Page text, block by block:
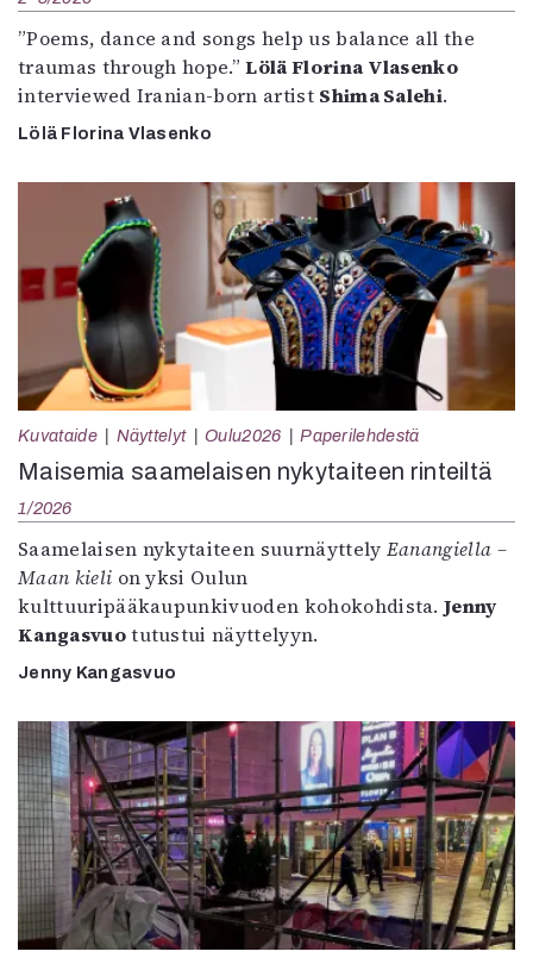
”Poems, dance and songs help us balance all the
traumas through hope.”Lölä Florina Vlasenko
interviewed Iranian-born artist Shima Salehi.
Lölä Florina Vlasenko
Kuvataide Näyttelyt Oulu2026 Paperilehdestä
Maisemia saamelaisen nykytaiteen rinteiltä
1/2026
Saamelaisen nykytaiteen suurnäyttely Eanangiella –
Maan kieli on yksi Oulun
kulttuuripääkaupunkivuoden kohokohdista.Jenny
Kangasvuotutustui näyttelyyn.
Jenny Kangasvuo